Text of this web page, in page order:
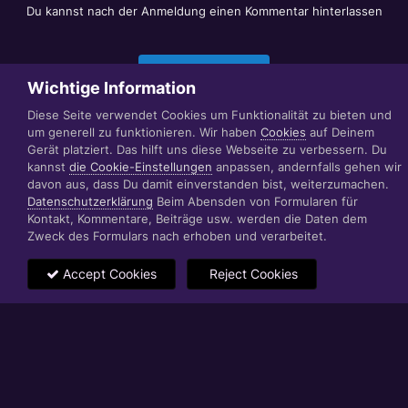
Du kannst nach der Anmeldung einen Kommentar hinterlassen
Datenschutzerklärung Impressum
© 1999 - 2022 RÄBIGER IT|WEB|VIDEO|CONSULTING
www.raebiger.pro
Powered by Invision Community
Wichtige Information
Diese Seite verwendet Cookies um Funktionalität zu bieten und
um generell zu funktionieren. Wir haben Cookies auf Deinem
Gerät platziert. Das hilft uns diese Webseite zu verbessern. Du
kannst die Cookie-Einstellungen anpassen, andernfalls gehen wir
davon aus, dass Du damit einverstanden bist, weiterzumachen.
Datenschutzerklärung Beim Abensden von Formularen für
Kontakt, Kommentare, Beiträge usw. werden die Daten dem
Zweck des Formulars nach erhoben und verarbeitet.
Accept Cookies Reject Cookies